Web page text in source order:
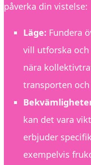
påverka din vistelse:
Läge: Fundera
vill utforska
nära
transporten
kan det vara
erbjuder
exempelvis